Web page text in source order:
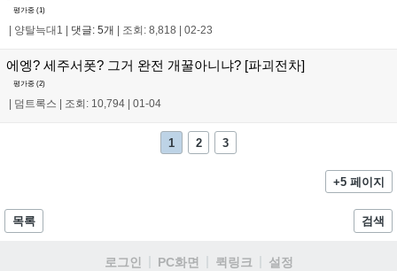
평가중 (1)
| 양탈늑대1 | 댓글: 5개 | 조회: 8,818 | 02-23
에엥? 세주서폿? 그거 완전 개꿀아니냐? [파괴전차]
평가중 (2)
덤트록스 조회: 10,794 01-04
1 2 3
+5 페이지
목록 검색
로그인 PC화면 퀵링크
설정